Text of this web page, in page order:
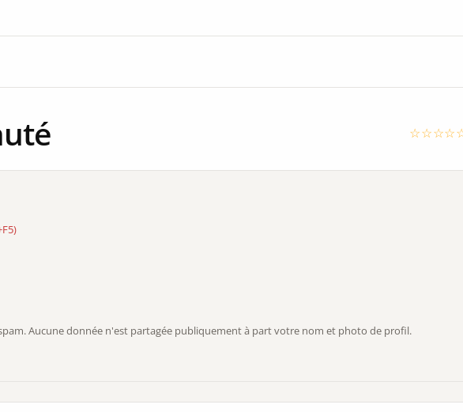
Aucune donnée n'est partagée publiquement à part votre nom et photo de profil.